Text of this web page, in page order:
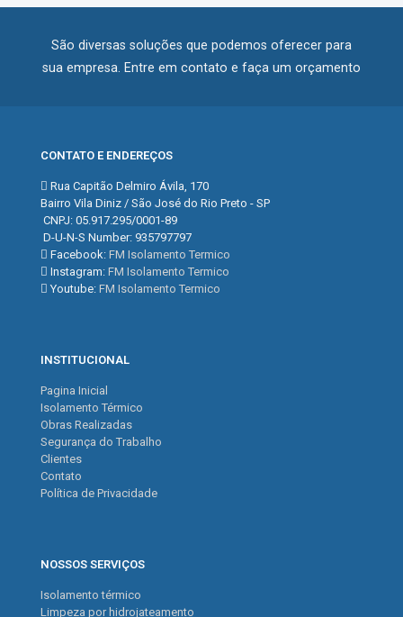
São diversas soluções que podemos oferecer para
sua empresa. Entre em contato e faça um orçamento
CONTATO E ENDEREÇOS
Rua Capitão Delmiro Ávila, 170
Bairro Vila Diniz / São José do Rio Preto - SP
CNPJ: 05.917.295/0001-89
D-U-N-S Number: 935797797
Facebook: FM Isolamento Termico
Instagram: FM Isolamento Termico
Youtube: FM Isolamento Termico
INSTITUCIONAL
Pagina Inicial
Isolamento Térmico
Obras Realizadas
Segurança do Trabalho
Clientes
Contato
Política de Privacidade
NOSSOS SERVIÇOS
Isolamento térmico
Limpeza por hidrojateamento